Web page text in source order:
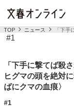
TOP ニュース 「下
#1
「下手に撃てば殺
ヒグマの頭を絶対
ばにクマの血痕〉
#1